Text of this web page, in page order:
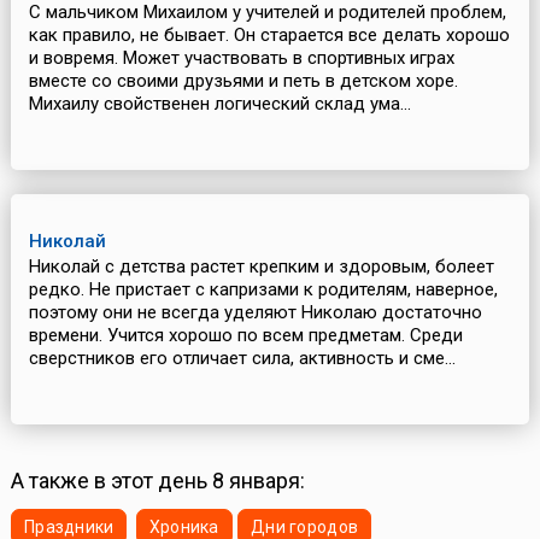
С мальчиком Михаилом у учителей и родителей проблем,
как правило, не бывает. Он старается все делать хорошо
и вовремя. Может участвовать в спортивных играх
вместе со своими друзьями и петь в детском хоре.
Михаилу свойственен логический склад ума...
Николай
Николай с детства растет крепким и здоровым, болеет
редко. Не пристает с капризами к родителям, наверное,
поэтому они не всегда уделяют Николаю достаточно
времени. Учится хорошо по всем предметам. Среди
сверстников его отличает сила, активность и сме...
А также в этот день 8 января:
Праздники Хроника Дни городов